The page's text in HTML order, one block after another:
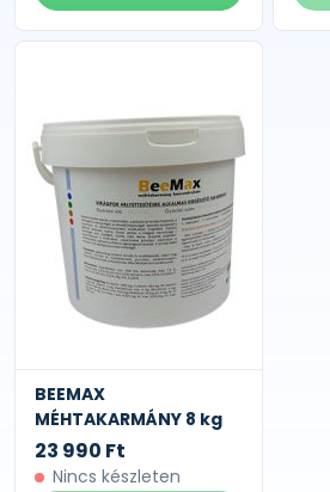
BEEMAX
MÉHTAKARMÁNY 8 kg
23 990 Ft
Nincs készleten